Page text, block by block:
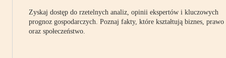
Zyskaj dostęp do rzetelnych analiz, opinii ekspertów i kluczowych
prognoz gospodarczych. Poznaj fakty, które kształtują biznes, prawo
oraz społeczeństwo.